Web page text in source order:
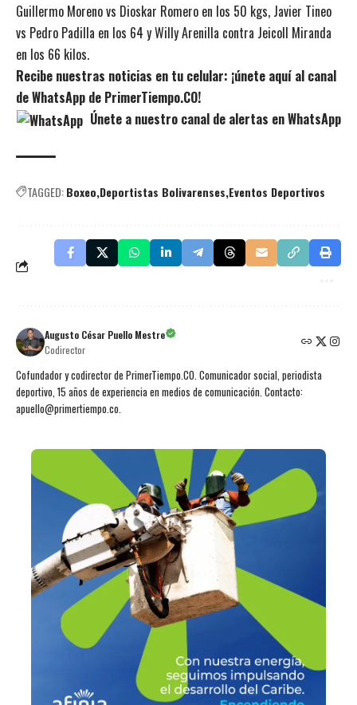
Guillermo Moreno vs Dioskar Romero en los 50 kgs, Javier Tineo
vs Pedro Padilla en los 64 y Willy Arenilla contra Jeicoll Miranda
en los 66 kilos.
Recibe nuestras noticias en tu celular: ¡únete aquí al canal
de WhatsApp de PrimerTiempo.CO!
Únete a nuestro canal de alertas en WhatsApp
TAGGED:Boxeo Deportistas Bolivarenses Eventos Deportivos
Augusto César Puello Mestre
Codirector
Cofundador y codirector de PrimerTiempo.CO. Comunicador social, periodista
deportivo, 15 años de experiencia en medios de comunicación. Contacto:
apuello@primertiempo.co.